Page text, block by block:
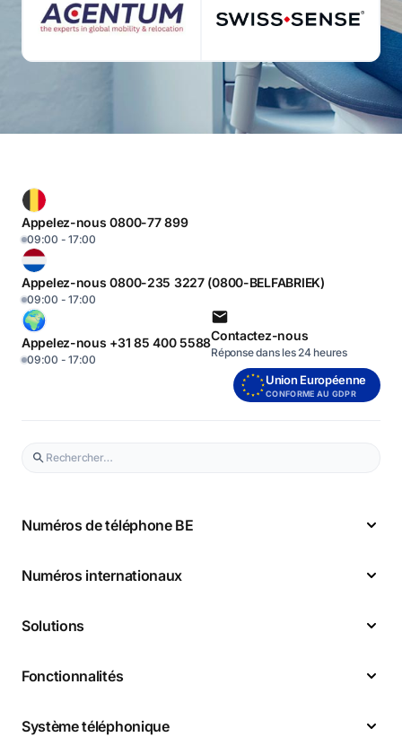
Appelez-nous 0800-77 899
09:00 - 17:00
Appelez-nous 0800-235 3227 (0800-BELFABRIEK)
09:00 - 17:00
Appelez-nous +31 85 400 5588
09:00 - 17:00
Contactez-nous
Réponse dans les 24 heures
Union Européenne
CONFORME AU GDPR
Numéros de téléphone BE
Numéros internationaux
Solutions
Fonctionnalités
Système téléphonique